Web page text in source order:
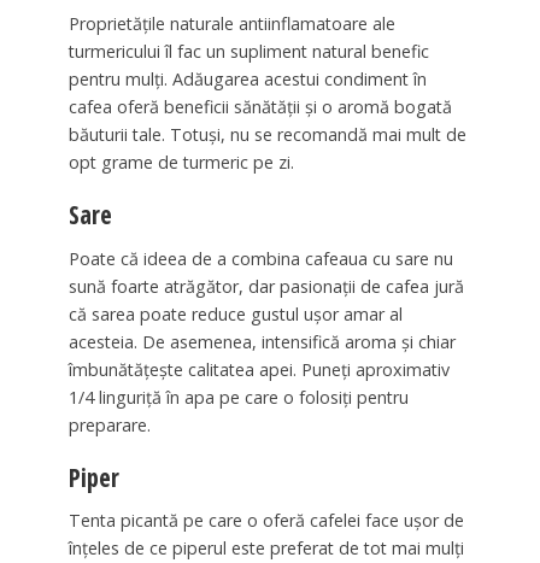
Proprietăţile naturale antiinflamatoare ale
turmericului îl fac un supliment natural benefic
pentru mulţi. Adăugarea acestui condiment în
cafea oferă beneficii sănătăţii şi o aromă bogată
băuturii tale. Totuşi, nu se recomandă mai mult de
opt grame de turmeric pe zi.
Sare
Poate că ideea de a combina cafeaua cu sare nu
sună foarte atrăgător, dar pasionaţii de cafea jură
că sarea poate reduce gustul uşor amar al
acesteia. De asemenea, intensifică aroma şi chiar
îmbunătăţeşte calitatea apei. Puneţi aproximativ
1/4 linguriţă în apa pe care o folosiţi pentru
preparare.
Piper
Tenta picantă pe care o oferă cafelei face uşor de
înţeles de ce piperul este preferat de tot mai mulţi